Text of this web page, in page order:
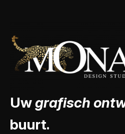
Uwgrafisch
buurt.